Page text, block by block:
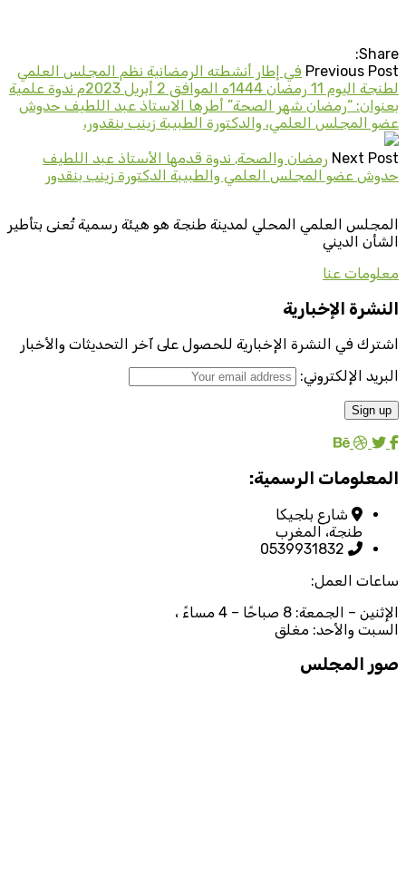
Share:
Previous Post في إطار أنشطته الرمضانية نظم المجلس العلمي
لطنجة اليوم 11 رمضان 1444ه الموافق 2 أبريل 2023م ندوة علمية
بعنوان: “رمضان شهر الصحة” أطرها الاستاذ عبد اللطيف حدوش
عضو المجلس العلمي، والدكتورة الطبيبة زينب بنقدور،
Next Post
رمضان والصحة٫ ندوة قدمها الأستاذ عبد اللطيف
حدوش عضو المجلس العلمي والطبيبة الدكتورة زينب بنقدور
المجلس العلمي المحلي لمدينة طنجة هو هيئة رسمية تُعنى بتأطير
الشأن الديني
معلومات عنا
النشرة الإخبارية
اشترك في النشرة الإخبارية للحصول على آخر التحديثات والأخبار
البريد الإلكتروني:
المعلومات الرسمية:
شارع بلجيكا
طنجة، المغرب
0539931832
ساعات العمل:
الإثنين – الجمعة: 8 صباحًا – 4 مساءً ،
السبت والأحد: مغلق
صور المجلس